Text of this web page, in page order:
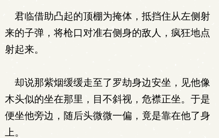
君临借助凸起的顶棚为掩体，抵挡住从左侧射
来的子弹，将枪口对准右侧身的敌人，疯狂地点
射起来。
却说那紫烟缓缓走至了罗劫身边安坐，见他像
木头似的坐在那里，目不斜视，危襟正坐。于是
便坐他旁边，随后头微微一偏，竟是靠在他了身
上。